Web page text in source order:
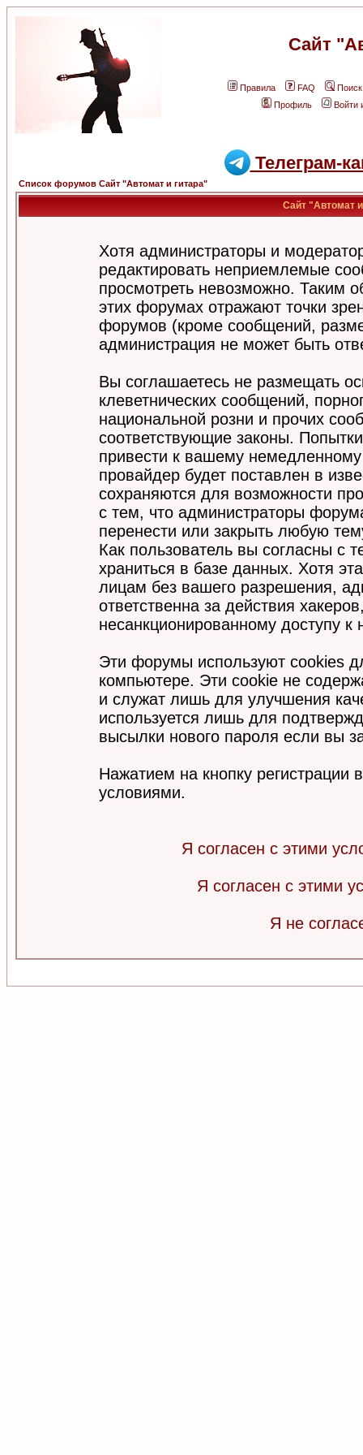
Сайт
Правила FAQ
Поиск
Профиль
Войти
Телеграм-
Список форумов Сайт "Автомат и гитара"
Сайт "Автомат и
Хотя администраторы и
редактировать неприемлемые
просмотреть невозможно. Таким
этих форумах отражают точки
форумов (кроме сообщений,
администрация не может быть
Вы соглашаетесь не размещать
клеветнических сообщений,
национальной розни и прочих
соответствующие законы.
привести к вашему
провайдер будет поставлен в
сохраняются для возможности
с тем, что администраторы
перенести или закрыть любую
Как пользователь вы согласны с
храниться в базе данных. Хотя
лицам без вашего разрешения,
ответственна за действия
несанкционированному доступу к
Эти форумы используют cookies
компьютере. Эти cookie не
и служат лишь для улучшения
используется лишь для
высылки нового пароля если вы
Нажатием на кнопку регистрации
условиями.
Я согласен с этими
Я согласен с этими
Я не